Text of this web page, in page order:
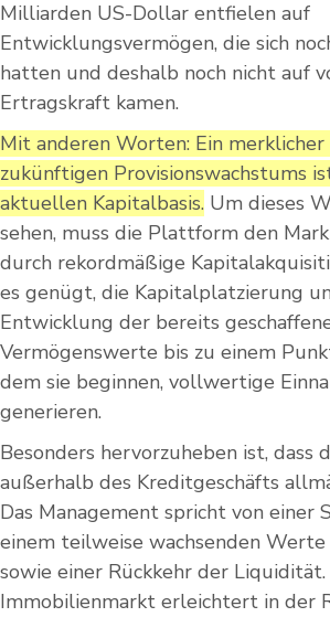
Milliarden US-Dollar entfielen auf
Entwicklungsvermögen, die sich
hatten und deshalb noch nicht auf
Ertragskraft kamen.
Mit anderen Worten: Ein
zukünftigen Provisionswachstums
aktuellen Kapitalbasis. Um dieses
sehen, muss die Plattform den
durch rekordmäßige
es genügt, die Kapitalplatzierung
Entwicklung der bereits
Vermögenswerte bis zu einem
dem sie beginnen, vollwertige
generieren.
Besonders hervorzuheben ist, dass
außerhalb des Kreditgeschäfts
Das Management spricht von einer
einem teilweise wachsenden
sowie einer Rückkehr der
Immobilienmarkt erleichtert in der